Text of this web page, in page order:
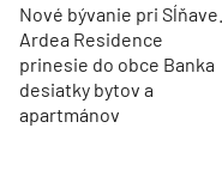
Nové bývanie pri Sĺňave.
Ardea Residence
prinesie do obce Banka
desiatky bytov a
apartmánov